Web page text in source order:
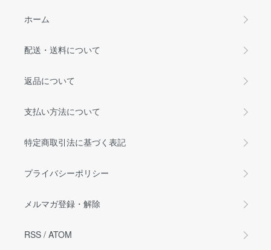
ホーム
配送・送料について
返品について
支払い方法について
特定商取引法に基づく表記
プライバシーポリシー
メルマガ登録・解除
RSS / ATOM